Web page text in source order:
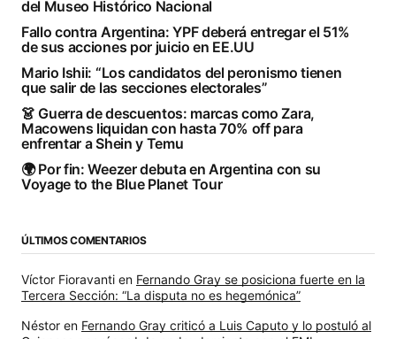
del Museo Histórico Nacional
Fallo contra Argentina: YPF deberá entregar el 51%
de sus acciones por juicio en EE.UU
Mario Ishii: “Los candidatos del peronismo tienen
que salir de las secciones electorales”
👗 Guerra de descuentos: marcas como Zara,
Macowens liquidan con hasta 70% off para
enfrentar a Shein y Temu
🌍 Por fin: Weezer debuta en Argentina con su
Voyage to the Blue Planet Tour
ÚLTIMOS COMENTARIOS
Víctor Fioravanti en Fernando Gray se posiciona fuerte en la
Tercera Sección: “La disputa no es hegemónica”
Néstor en Fernando Gray criticó a Luis Caputo y lo postuló al